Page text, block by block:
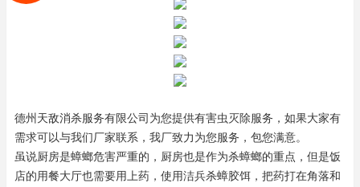
德州 天敌消杀服务有限公司为您提供有害虫灭除服务，如果大家有
需求可以与我们厂家联系，我厂致力为您服务，包您满意。
虽说厨房是蟑螂危害严重的，厨房也是作为杀蟑螂的重点，但是饭
店的用餐大厅也需要用上药，使用洁兵杀蟑胶饵，把药打在角落和